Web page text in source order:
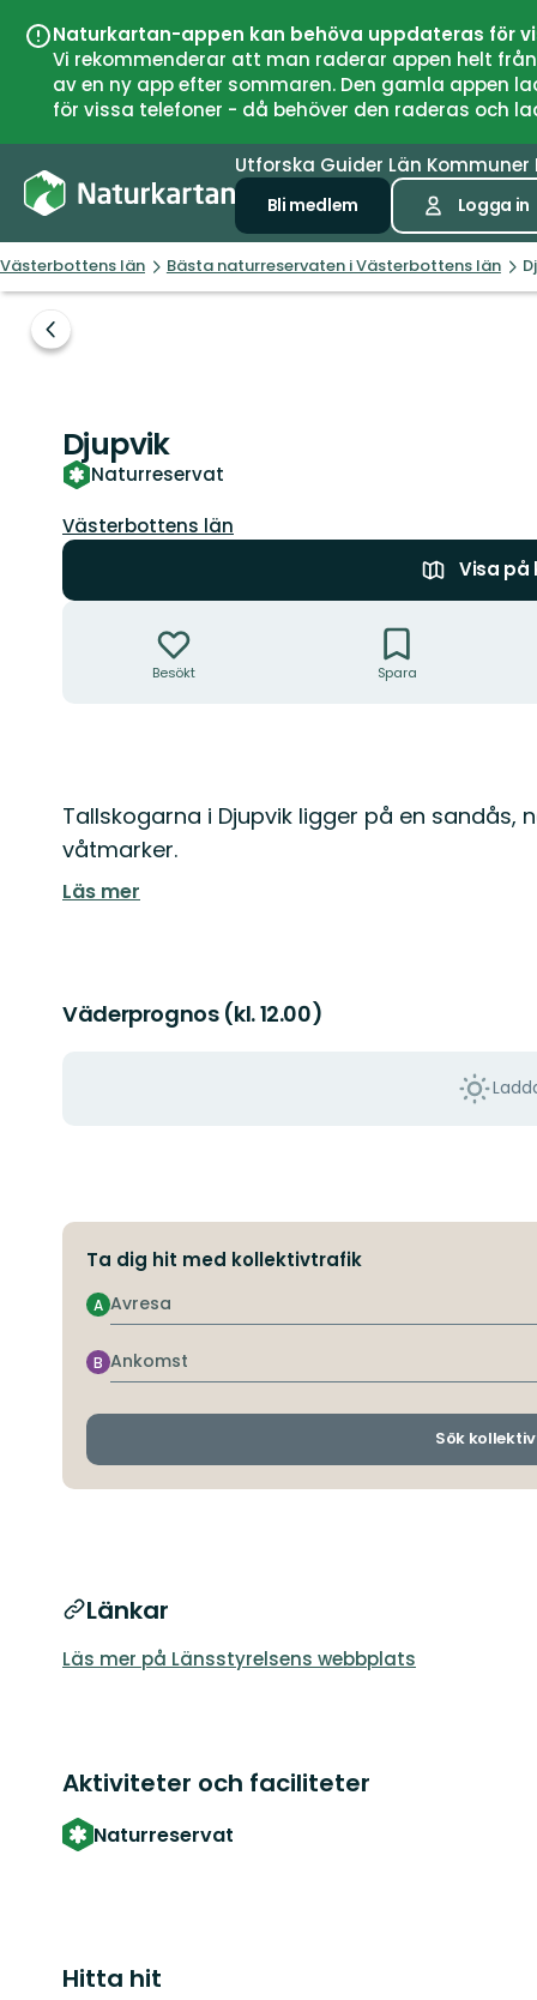
Naturkartan-appen kan behöva uppdateras för
Vi rekommenderar att man raderar appen helt
av en ny app efter sommaren. Den gamla
för vissa telefoner - då behöver den raderas och
Utforska Guider Län Kommuner
Bli medlem Logga in
Västerbottens län Bästa naturreservaten i Västerbottens län
Föregående
bild
Djupvik
Naturreservat
Län:
Västerbottens län
Visa på
Besökt Spara
Beskrivning
Tallskogarna i Djupvik ligger på en
våtmarker.
Läs mer
Väderprognos (kl. 12.00)
Ta dig hit med kollektivtrafik
Avresa
A
Ankomst
B
Sök
Länkar
Läs mer på Länsstyrelsens webbplats
Aktiviteter och faciliteter
Naturreservat
Hitta hit